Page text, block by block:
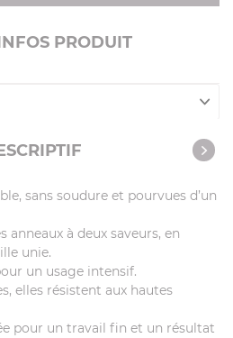
PRODUIT
sans soudure et pourvues d’un
anneaux à deux saveurs, en
unie.
un usage intensif.
elles résistent aux hautes
pour un travail fin et un résultat